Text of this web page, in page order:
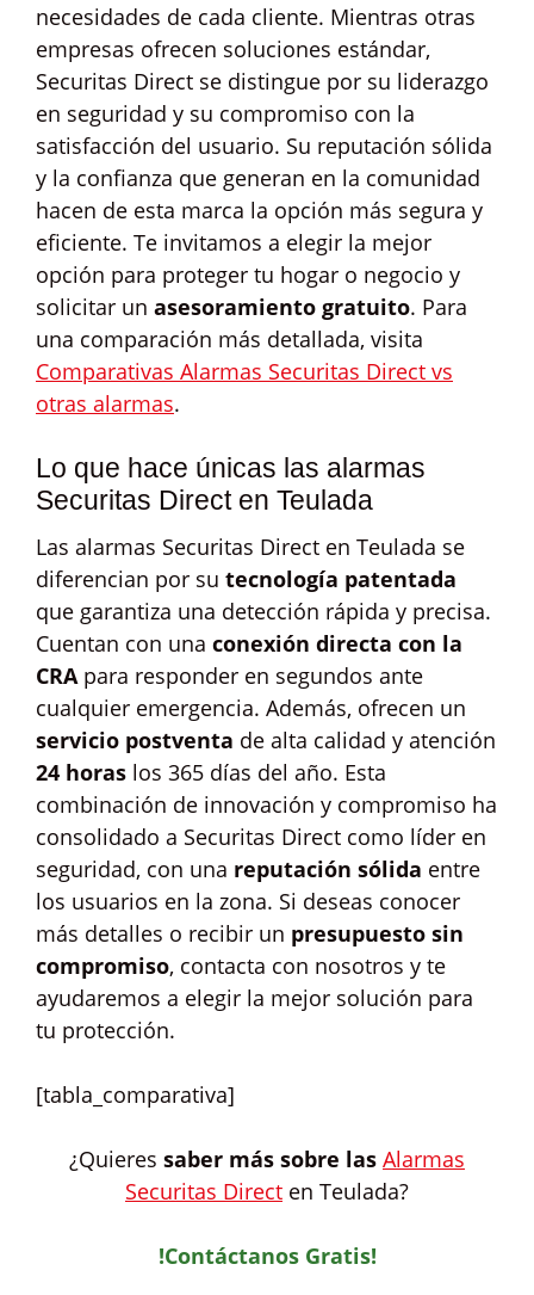
necesidades de cada cliente. Mientras otras
empresas ofrecen soluciones estándar,
Securitas Direct se distingue por su liderazgo
en seguridad y su compromiso con la
satisfacción del usuario. Su reputación sólida
y la confianza que generan en la comunidad
hacen de esta marca la opción más segura y
eficiente. Te invitamos a elegir la mejor
opción para proteger tu hogar o negocio y
solicitar un asesoramiento gratuito. Para
una comparación más detallada, visita
Comparativas Alarmas Securitas Direct vs
otras alarmas.
Lo que hace únicas las alarmas
Securitas Direct en Teulada
Las alarmas Securitas Direct en Teulada se
diferencian por su tecnología patentada
que garantiza una detección rápida y precisa.
Cuentan con una conexión directa con la
CRApara responder en segundos ante
cualquier emergencia. Además, ofrecen un
servicio postventa de alta calidad y atención
24 horas los 365 días del año. Esta
combinación de innovación y compromiso ha
consolidado a Securitas Direct como líder en
seguridad, con una reputación sólida entre
los usuarios en la zona. Si deseas conocer
más detalles o recibir un presupuesto sin
compromiso, contacta con nosotros y te
ayudaremos a elegir la mejor solución para
tu protección.
[tabla_comparativa]
¿Quieres saber más sobre las Alarmas
Securitas Direct en Teulada?
!Contáctanos Gratis!